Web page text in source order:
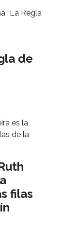
de
filas